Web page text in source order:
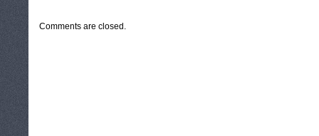
Comments are closed.